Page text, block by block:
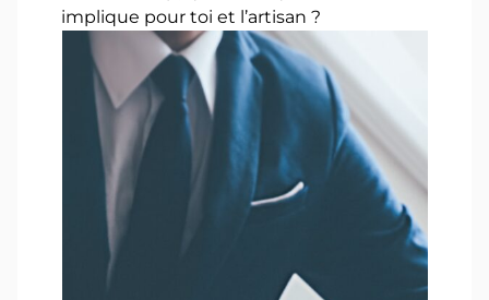
implique pour toi et l’artisan ?